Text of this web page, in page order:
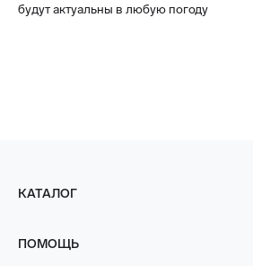
будут актуальны в любую погоду
КАТАЛОГ
ПОМОЩЬ